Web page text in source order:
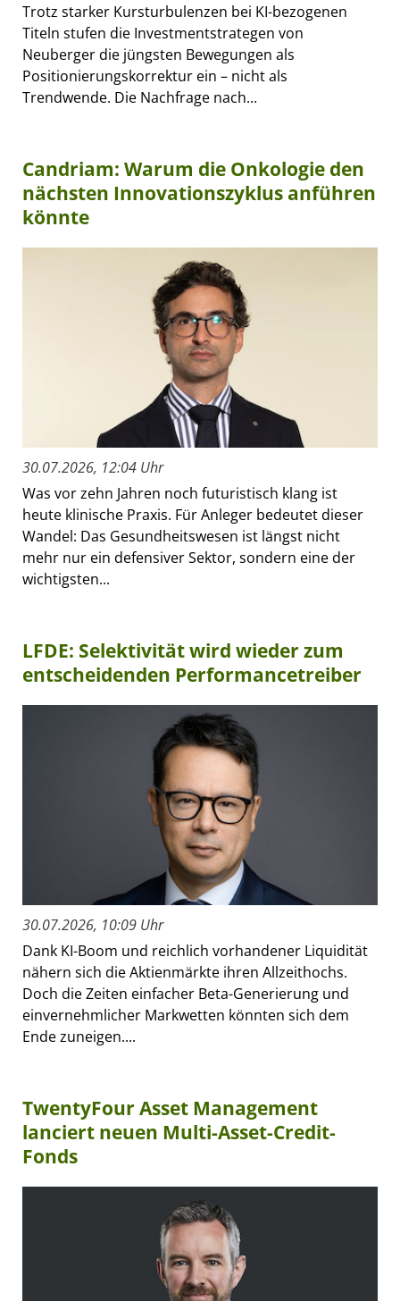
Trotz starker Kursturbulenzen bei KI-bezogenen
Titeln stufen die Investmentstrategen von
Neuberger die jüngsten Bewegungen als
Positionierungskorrektur ein – nicht als
Trendwende. Die Nachfrage nach...
Candriam: Warum die Onkologie den
nächsten Innovationszyklus anführen
könnte
30.07.2026, 12:04 Uhr
Was vor zehn Jahren noch futuristisch klang ist
heute klinische Praxis. Für Anleger bedeutet dieser
Wandel: Das Gesundheitswesen ist längst nicht
mehr nur ein defensiver Sektor, sondern eine der
wichtigsten...
LFDE: Selektivität wird wieder zum
entscheidenden Performancetreiber
30.07.2026, 10:09 Uhr
Dank KI-Boom und reichlich vorhandener Liquidität
nähern sich die Aktienmärkte ihren Allzeithochs.
Doch die Zeiten einfacher Beta-Generierung und
einvernehmlicher Markwetten könnten sich dem
Ende zuneigen....
TwentyFour Asset Management
lanciert neuen Multi-Asset-Credit-
Fonds